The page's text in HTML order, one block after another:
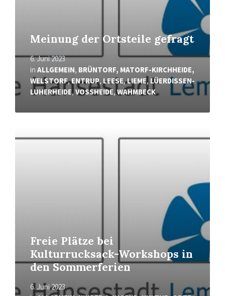
Meinung der Ortsteile gefragt
6. Juni 2023
in ALLGEMEIN, BRÜNTORF, MATORF-KIRCHHEIDE,
WELSTORF,ENTRUP, LEESE,LIEME, LÜERDISSEN-
LUHERHEIDE, VOSSHEIDE ,WAHMBECK
Freie Plätze bei
Kulturrucksack-Workshops in
den Sommerferien
6. Juni 2023
erfahren